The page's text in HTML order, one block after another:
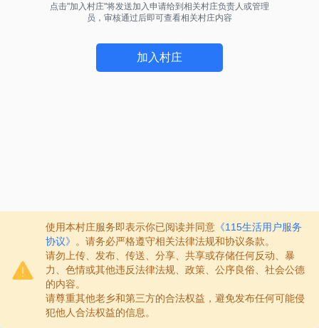
点击"加入村庄"将发送加入申请给到相关村庄负责人或管理
员，审核通过后即可查看相关村庄内容
加入村庄
使用本村庄服务即表示你已阅读并同意 《115生活用户服务
协议》
。请务必严格遵守相关法律法规和协议条款。
请勿上传、发布、传送、分享、共享或存储任何反动、暴
力、色情或其他违反法律法规、政策、公序良俗、社会公德
的内容。
请尊重其他老乡和第三方的合法权益，避免发布任何可能侵
犯他人合法权益的信息。